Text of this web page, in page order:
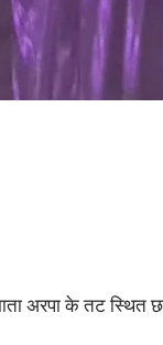
माता अरपा के तट